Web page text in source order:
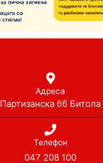
Адреса
Партизанска бб Битола
Телефон
047 208 100